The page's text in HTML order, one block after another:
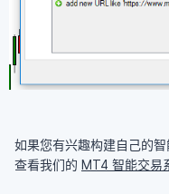
如果您有兴趣构建自己的
查看我们的 MT4 智能交易